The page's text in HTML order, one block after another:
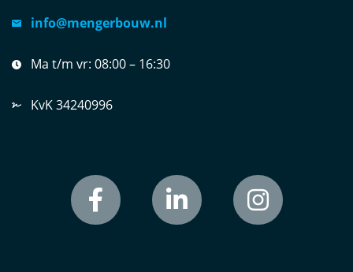
info@mengerbouw.nl
Ma t/m vr: 08:00 – 16:30
KvK 34240996